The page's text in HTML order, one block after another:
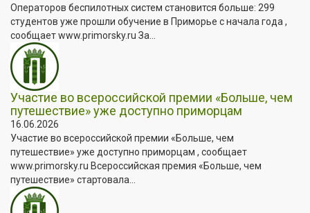
Операторов беспилотных систем становится больше: 299
студентов уже прошли обучение в Приморье с начала года ,
сообщает www.primorsky.ru За...
Участие во всероссийской премии «Больше, чем
путешествие» уже доступно приморцам
16.06.2026
Участие во всероссийской премии «Больше, чем
путешествие» уже доступно приморцам , сообщает
www.primorsky.ru Всероссийская премия «Больше, чем
путешествие» стартовала...